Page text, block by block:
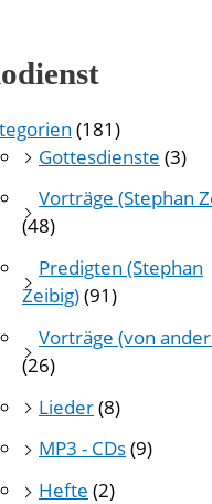
(181)
Gottesdienste (3)
Vorträge (Stephan
(48)
Predigten (Stephan
Zeibig)(91)
Vorträge (von
(26)
Lieder(8)
MP3 - CDs(9)
Hefte (2)